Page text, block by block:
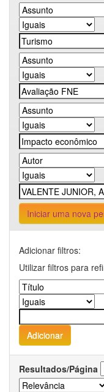
Iniciar uma nova
Adicionar filtros:
Utilizar filtros para
Resultados/Página